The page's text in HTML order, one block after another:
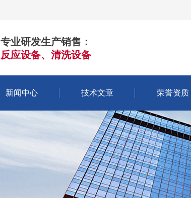
专业研发生产销售：
反应设备、清洗设备
新闻中心 技术文章 荣誉资质